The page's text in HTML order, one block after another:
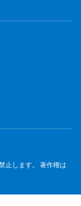
止します。 著作権は